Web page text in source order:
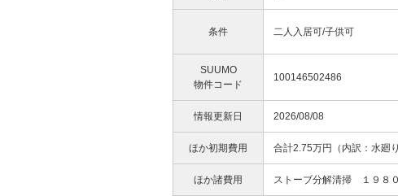
条件 二人入居可/子供可
SUUMO
物件コード
100146502486
情報更新日 2026/08/08
ほか初期費用 合計2.75万円（内訳：水廻
ほか諸費用 ストーブ分解清掃 １９８